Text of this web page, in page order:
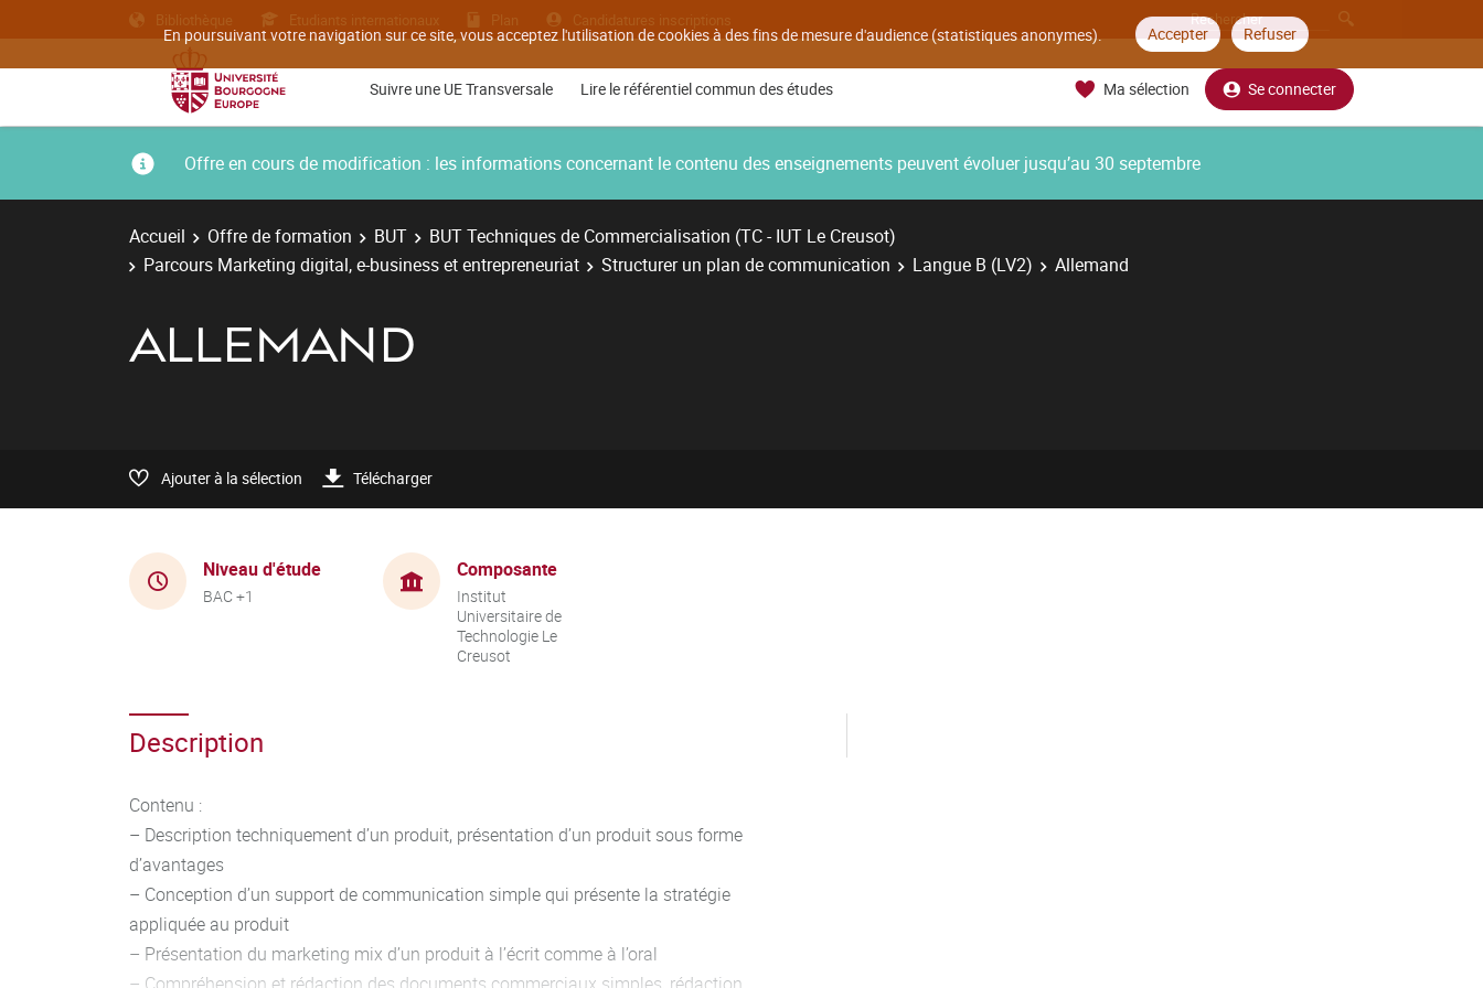
En poursuivant votre navigation sur ce site, vous acceptez l'utilisation de cookies à des fins de mesure d'audience (statistiques anonymes). Accepter Refuser
Bibliothèque Etudiants internationaux Plan Candidatures inscriptions
Suivre une UE Transversale Lire le référentiel commun des études Ma sélection Se connecter
Offre en cours de modification : les informations concernant le contenu des enseignements peuvent évoluer jusqu’au 30 septembre
Accueil Offre de formation BUT
BUT Techniques de Commercialisation (TC - IUT Le Creusot)
Parcours Marketing digital, e-business et entrepreneuriat
Structurer un plan de communication Langue B (LV2) Allemand
ALLEMAND
Ajouter à la sélection Télécharger
Niveau d'étude
BAC +1
Composante
Institut
Universitaire de
Technologie Le
Creusot
Description
Contenu :
– Description techniquement d’un produit, présentation d’un produit sous forme
d’avantages
– Conception d’un support de communication simple qui présente la stratégie
appliquée au produit
– Présentation du marketing mix d’un produit à l’écrit comme à l’oral